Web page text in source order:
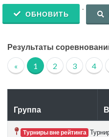
ОБНОВИТЬ
.
Результаты
« 1 2 3 4
Группа
Турниры вне рейтинга